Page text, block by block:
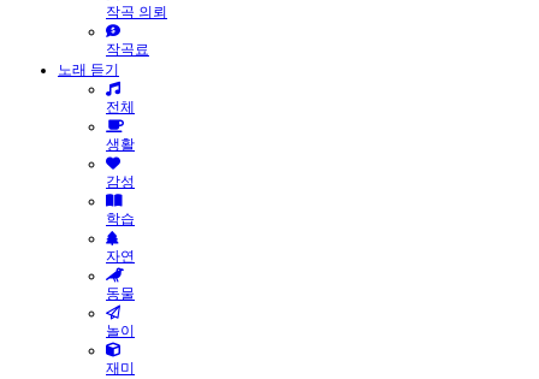
작곡 의뢰
작곡료
노래 듣기
전체
생활
감성
학습
자연
동물
놀이
재미